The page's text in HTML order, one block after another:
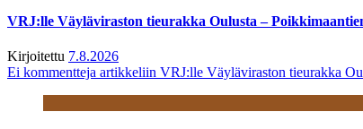
VRJ:lle Väyläviraston tieurakka Oulusta –
Kirjoitettu 7.8.2026
Ei kommentteja artikkeliin VRJ:lle Väyläviraston tieurakka